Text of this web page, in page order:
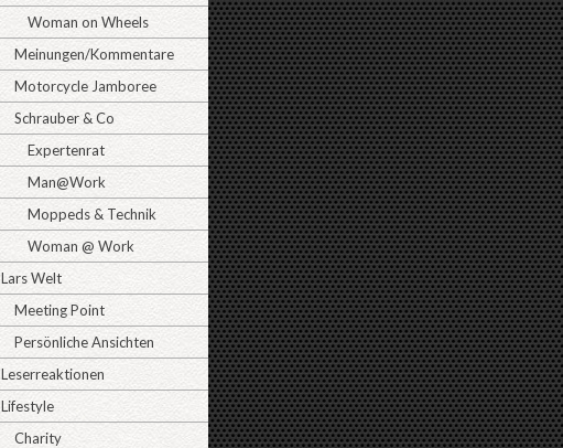
Woman on Wheels
Meinungen/Kommentare
Motorcycle Jamboree
Schrauber & Co
Expertenrat
Man@Work
Moppeds & Technik
Woman @ Work
Lars Welt
Meeting Point
Persönliche Ansichten
Leserreaktionen
Lifestyle
Charity